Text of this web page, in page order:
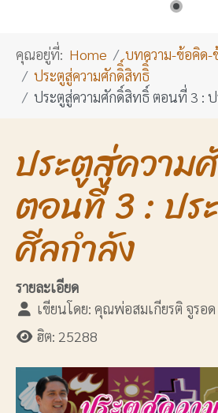
คุณอยู่ที่: Home
บทความ-ข้อคิด-
ประตูสู่ความศักดิิ์สิทธิิ์
ประตูสู่ความศักดิ์สิทธิ์ ตอนที่ 3 : ป
ประตูสู่ความ
ตอนที่ 3 : ปร
ศีลกำลัง
รายละเอียด
เขียนโดย: คุณพ่อสมเกียรติ จูรอด
ฮิต: 25288